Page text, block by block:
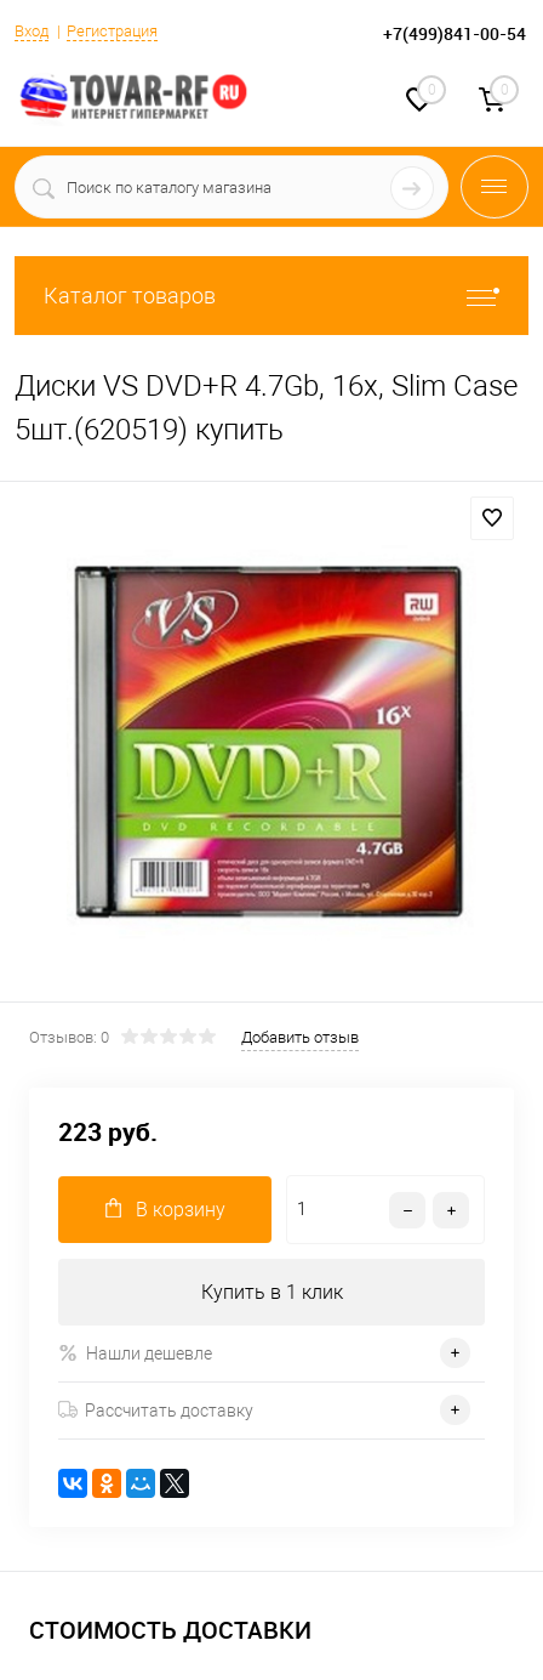
Вход Регистрация +7(499)841-00-54
0 0
Каталог товаров
Диски VS DVD+R 4.7Gb, 16x, Slim Case
5шт.(620519) купить
Отзывов: 0 Добавить отзыв
223 руб.
В корзину
Купить в 1 клик
Нашли дешевле
Рассчитать доставку
СТОИМОСТЬ ДОСТАВКИ